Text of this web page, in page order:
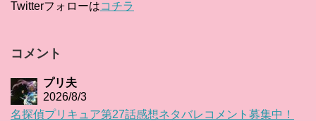
Twitterフォローはコチラ
コメント
プリ夫
2026/8/3
名探偵プリキュア第27話感想ネタバレコメント募集中！